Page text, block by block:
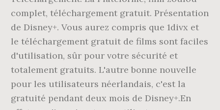
complet, téléchargement gratuit. Présentation
de Disney+. Vous aurez compris que 1divx et
le téléchargement gratuit de films sont faciles
d'utilisation, sûr pour votre sécurité et
totalement gratuits. L'autre bonne nouvelle
pour les utilisateurs néerlandais, c'est la
gratuité pendant deux mois de Disney+.En